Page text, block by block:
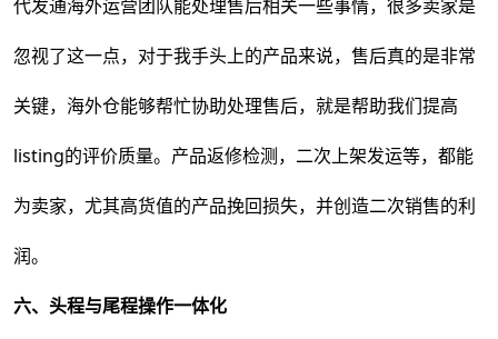
代发通海外运营团队能处理售后相关一些事情，很多卖家是
忽视了这一点，对于我手头上的产品来说，售后真的是非常
关键，海外仓能够帮忙协助处理售后，就是帮助我们提高
listing的评价质量。产品返修检测，二次上架发运等，都能
为卖家，尤其高货值的产品挽回损失，并创造二次销售的利
润。
六、头程与尾程操作一体化